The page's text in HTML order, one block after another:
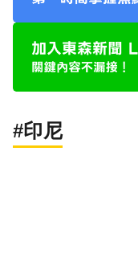
#印尼